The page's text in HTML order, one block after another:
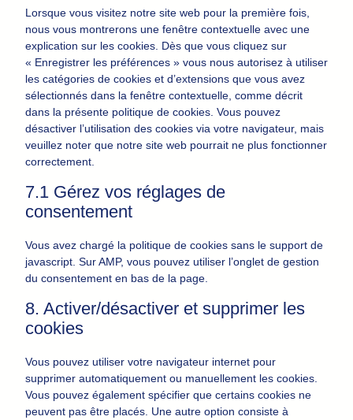
Lorsque vous visitez notre site web pour la première fois,
nous vous montrerons une fenêtre contextuelle avec une
explication sur les cookies. Dès que vous cliquez sur
« Enregistrer les préférences » vous nous autorisez à utiliser
les catégories de cookies et d’extensions que vous avez
sélectionnés dans la fenêtre contextuelle, comme décrit
dans la présente politique de cookies. Vous pouvez
désactiver l’utilisation des cookies via votre navigateur, mais
veuillez noter que notre site web pourrait ne plus fonctionner
correctement.
7.1 Gérez vos réglages de
consentement
Vous avez chargé la politique de cookies sans le support de
javascript. Sur AMP, vous pouvez utiliser l’onglet de gestion
du consentement en bas de la page.
8. Activer/désactiver et supprimer les
cookies
Vous pouvez utiliser votre navigateur internet pour
supprimer automatiquement ou manuellement les cookies.
Vous pouvez également spécifier que certains cookies ne
peuvent pas être placés. Une autre option consiste à